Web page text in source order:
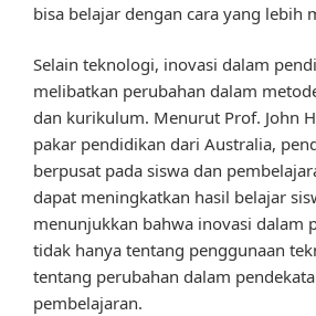
bisa belajar dengan cara yang lebih
Selain teknologi, inovasi dalam
melibatkan perubahan dalam
dan kurikulum. Menurut Prof. John
pakar pendidikan dari Australia,
berpusat pada siswa dan
dapat meningkatkan hasil belajar
menunjukkan bahwa inovasi dalam
tidak hanya tentang penggunaan
tentang perubahan dalam
pembelajaran.